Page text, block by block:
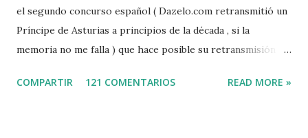
el segundo concurso español ( Dazelo.com retransmitió un
Príncipe de Asturias a principios de la década , si la
memoria no me falla ) que hace posible su retransmisión via
mundo mundial...
COMPARTIR 121 COMENTARIOS READ MORE »